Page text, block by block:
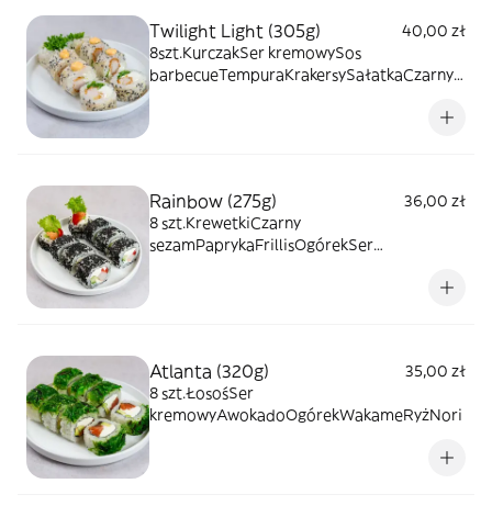
Twilight Light (305g)
40,00 zł
8szt.KurczakSer kremowySos
barbecueTempuraKrakersySałatkaCzarny
Rainbow (275g)
36,00 zł
8 szt.KrewetkiCzarny
sezamPaprykaFrillisOgórekSer
Atlanta (320g)
35,00 zł
8 szt.ŁosośSer
kremowyAwokadoOgórekWakameRyżNori